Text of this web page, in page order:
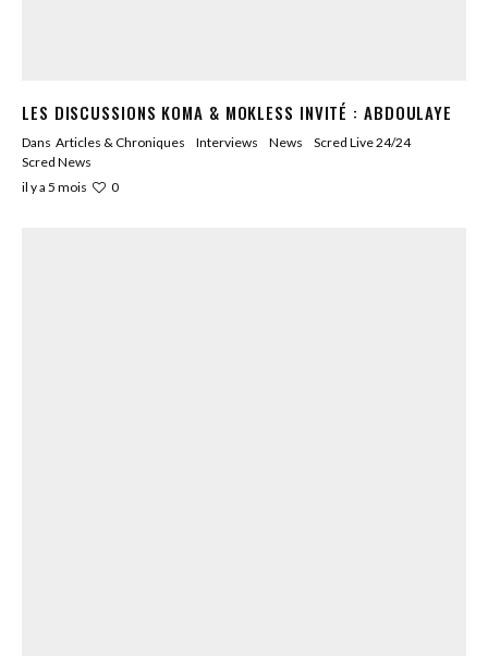
LES DISCUSSIONS KOMA & MOKLESS INVITÉ : ABDOULAYE
Dans Articles & Chroniques Interviews News
Scred Live 24/24
Scred News
il y a 5 mois
0